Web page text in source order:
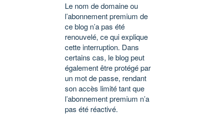
Le nom de domaine ou
l’abonnement premium de
ce blog n’a pas été
renouvelé, ce qui explique
cette interruption. Dans
certains cas, le blog peut
également être protégé par
un mot de passe, rendant
son accès limité tant que
l’abonnement premium n’a
pas été réactivé.